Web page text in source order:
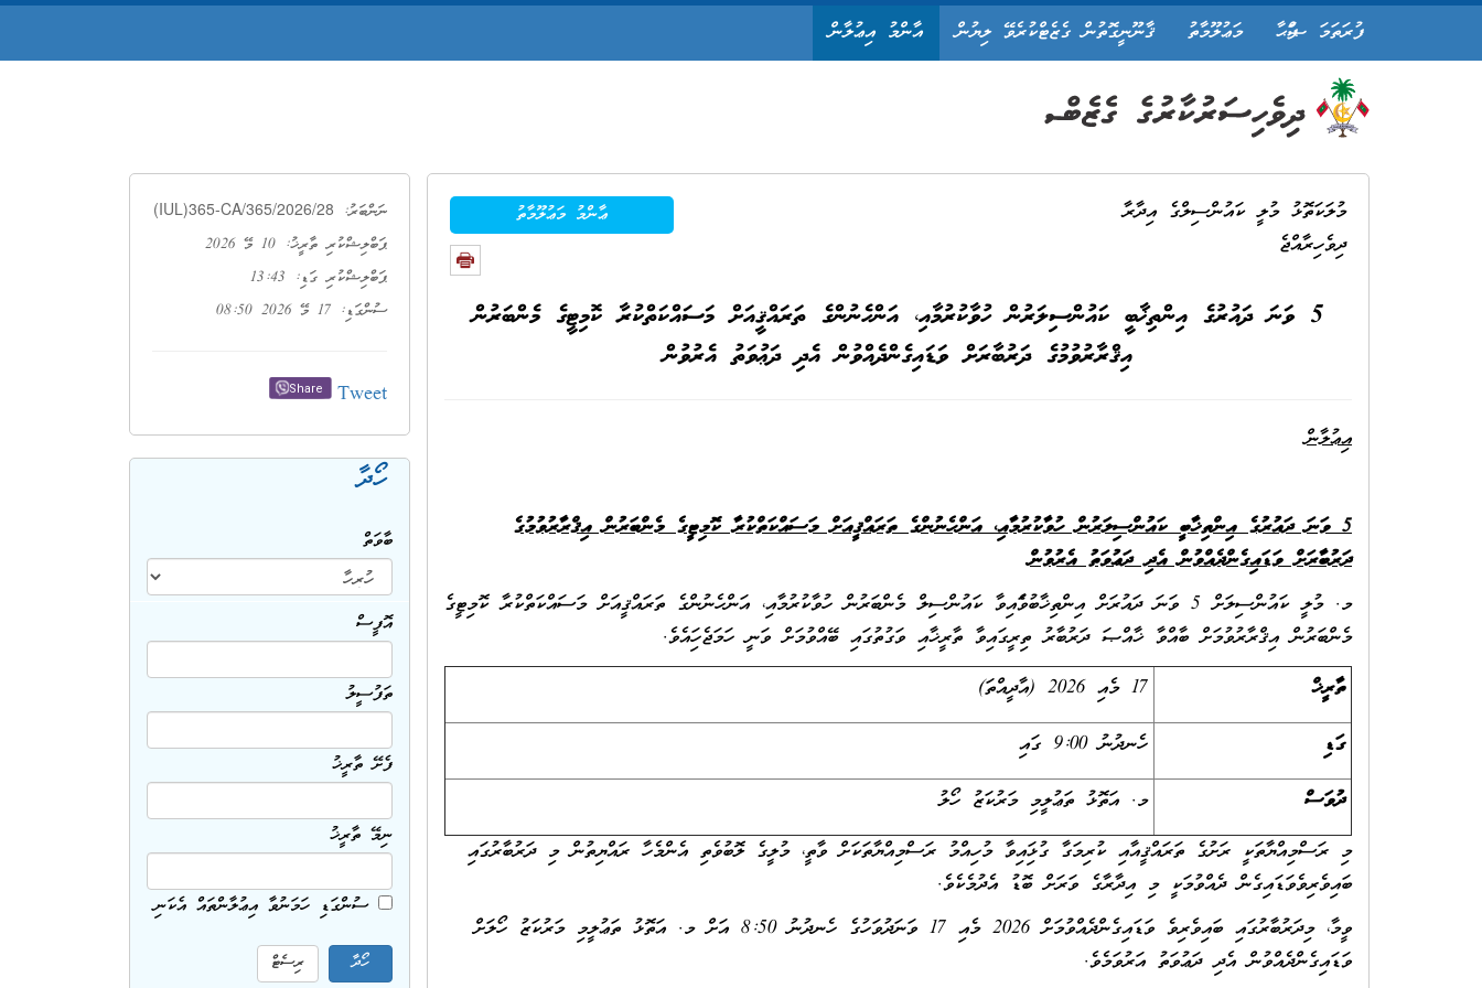
ފުރަތަމަ ޞަފްޙާ މަޢުލޫމާތު ޤާނޫނީގޮތުން ގެޒެޓްކުރެވޭ ލިޔުން އާންމު އިޢުލާން
ޢާންމު މަޢުލޫމާތު
މުލަކަތޮޅު މުލީ ކައުންސިލްގެ އިދާރާ
ދިވެހިރާއްޖެ
5 ވަނަ ދައުރުގެ އިންތިޚާބީ ކައުންސިލަރުން ހުވާކުރުމާއި، އަންހެނުންގެ ތަރައްޤީއަށް މަސައްކަތްކުރާ ކޮމިޓީގެ މެންބަރުން
އިޤްރާރުވުމުގެ ދަރުބާރަށް ވަޑައިގެންދެއްވުން އެދި ދަޢުވަތު އެރުވުން
އިޢުލާން
5 ވަނަ ދައުރުގެ އިންތިޚާބީ ކައުންސިލަރުން ހުވާކުރުމާއި، އަންހެނުންގެ ތަރައްޤީއަށް މަސައްކަތްކުރާ ކޮމިޓީގެ މެންބަރުން އިޤްރާރުވުމުގެ
ދަރުބާރަށް ވަޑައިގެންދެއްވުން އެދި ދަޢުވަތު އެރުވުން
މ. މުލީ ކައުންސިލަށް 5 ވަނަ ދައުރަށް އިންތިޚާބުވެފައިވާ ކައުންސިލް މެންބަރުން ހުވާކުރުމާއި، އަންހެނުންގެ ތަރައްޤީއަށް މަސައްކަތްކުރާ ކޮމިޓީގެ
މެންބަރުން އިޤްރާރުވުމަށް ބާއްވާ ޚާއްޞަ ދަރުބާރު ތިރީގައިވާ ތާރީޚާއި ވަގުތުގައި ބޭއްވުމަށް ވަނީ ހަމަޖެހިފައެވެ.
ތާރީޚް
17 މެއި 2026 (އާދީއްތަ)
ގަޑި
ހެނދުނު 9:00 ގައި
ދުވަސް
މ. އަތޮޅު ތަޢުލީމި މަރުކަޒު ހޯލު
މި ރަސްމިއްޔާތަކީ ރަށުގެ ތަރައްޤީއާއި ކުރިމަގާ ގުޅިފައިވާ މުހިއްމު ރަސްމިއްޔާތަކަށް ވާތީ، މުލީގެ ލޮބުވެތި އެންމެހާ ރައްޔިތުން މި ދަރުބާރުގައި
ބައިވެރިވެވަޑައިގެން ދެއްވުމަކީ މި އިދާރާގެ ވަރަށް ބޮޑު އެދުމެކެވެ.
ވީމާ، މިދަރުބާރުގައި ބައިވެރިވެ ވަޑައިގެންދެއްވުމަށް 2026 މެއި 17 ވަނަދުވަހުގެ ހެނދުނު 8:50 އަށް މ. އަތޮޅު ތަޢުލީމި މަރުކަޒު ހޯލަށް
ވަޑައިގެންދެއްވުން އެދި ދަޢުވަތު އަރުވަމެވެ.
ނަންބަރު: (IUL)365-CA/365/2026/28
ޕަބްލިޝްކުރި ތާރީޚު: 10 މޭ 2026
ޕަބްލިޝްކުރި ގަޑި: 13:43
ސުންގަޑި: 17 މޭ 2026 08:50
Tweet
Share
ހޯދާ
ބާވަތް
އޮފީސް
ތަފުސީލު
ފެށޭ ތާރީޚު
ނިމޭ ތާރީޚު
ސުންގަޑި ހަމަނުވާ އިޢުލާންތައް އެކަނި